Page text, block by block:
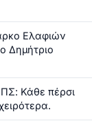
Ελαφιών
Δημήτριο
Κάθε πέρσι